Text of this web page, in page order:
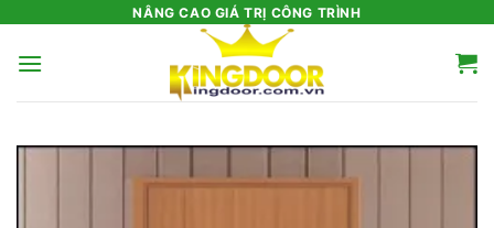
nội
NÂNG CAO GIÁ TRỊ CÔNG TRÌNH